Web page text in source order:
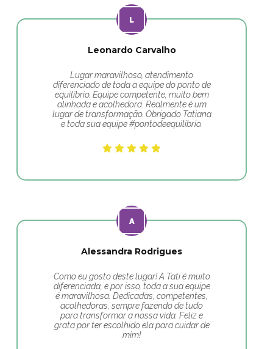
Leonardo Carvalho
Lugar maravilhoso, atendimento
diferenciado de toda a equipe do ponto de
equilíbrio. Equipe competente, muito bem
alinhada e acolhedora. Realmente é um
lugar de transformação. Obrigado Tatiana
e toda sua equipe #pontodeequilibrio.
Alessandra Rodrigues
Como eu gosto deste lugar! A Tati é muito
diferenciada, e por isso, toda a sua equipe
é maravilhosa. Dedicadas, competentes,
acolhedoras, sempre fazendo de tudo
para transformar a nossa vida. Feliz e
grata por ter escolhido ela para cuidar de
mim!